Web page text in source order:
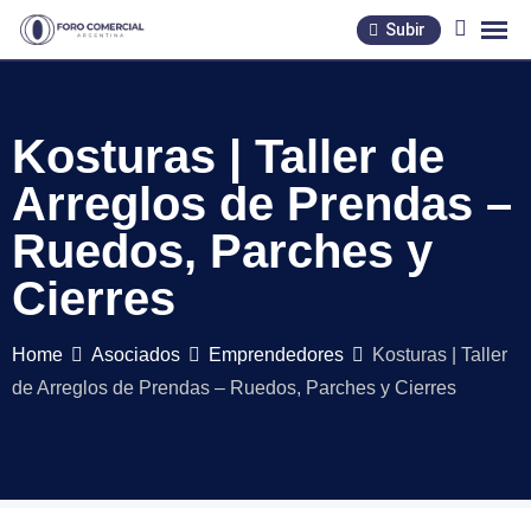
Skip
Subir
Kosturas | Taller de
Arreglos de Prendas –
Ruedos, Parches y
Cierres
Home Asociados Emprendedores
Kosturas | Taller
de Arreglos de Prendas – Ruedos, Parches y Cierres